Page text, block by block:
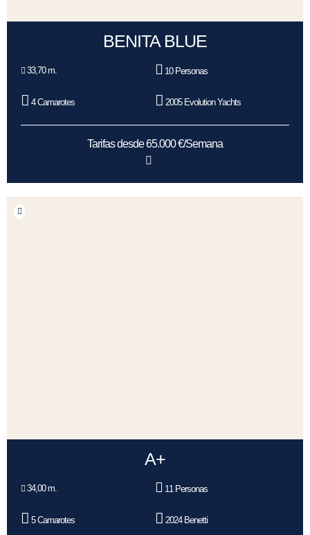
BENITA BLUE
33,70 m. 10 Personas
4 Camarotes 2005 Evolution Yachts
Tarifas desde 65.000 €/Semana
A+
34,00 m. 11 Personas
5 Camarotes 2024 Benetti